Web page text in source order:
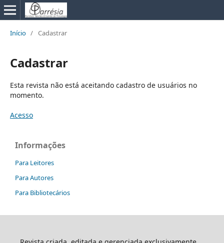
Início / Cadastrar
Cadastrar
Esta revista não está aceitando cadastro de usuários no
momento.
Acesso
Informações
Para Leitores
Para Autores
Para Bibliotecários